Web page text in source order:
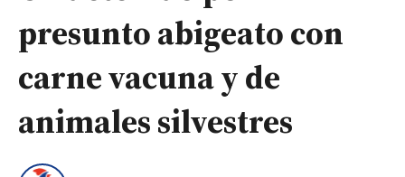
presunto abigeato con
carne vacuna y de
animales silvestres